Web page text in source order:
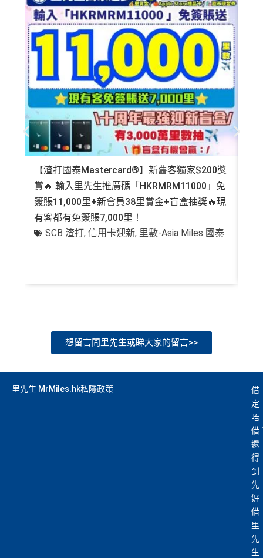
【渣打國泰Mastercard®】新舊客獨家$200獎
賞🔥 輸入里先生推廣碼「HKRMRM11000」免
簽賬11,000里+新會員38里賞金+盲盒抽獎🔥現
有客都有免簽賬7,000里！
SCB 渣打,信用卡迎新, 里數-Asia Miles 國泰
想留言問里先生或睇大家的留言>>
里先生 MrMiles.hk私隱政策
借
定
唔
借
還
得
到
先
好
借
里
先
生